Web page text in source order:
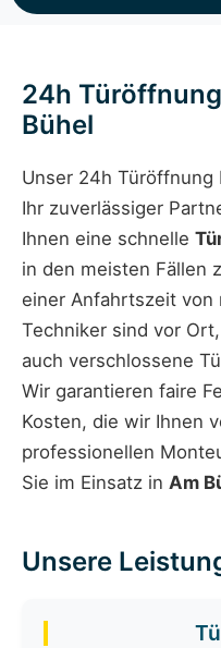
24h
Bühel
Unser 24h Türöffnung
Ihr zuverlässiger
Ihnen eine schnelle
in den meisten Fällen
einer Anfahrtszeit von
Techniker sind vor
auch verschlossene
Wir garantieren faire
Kosten, die wir Ihnen
professionellen
Sie im Einsatz in Am
Unsere